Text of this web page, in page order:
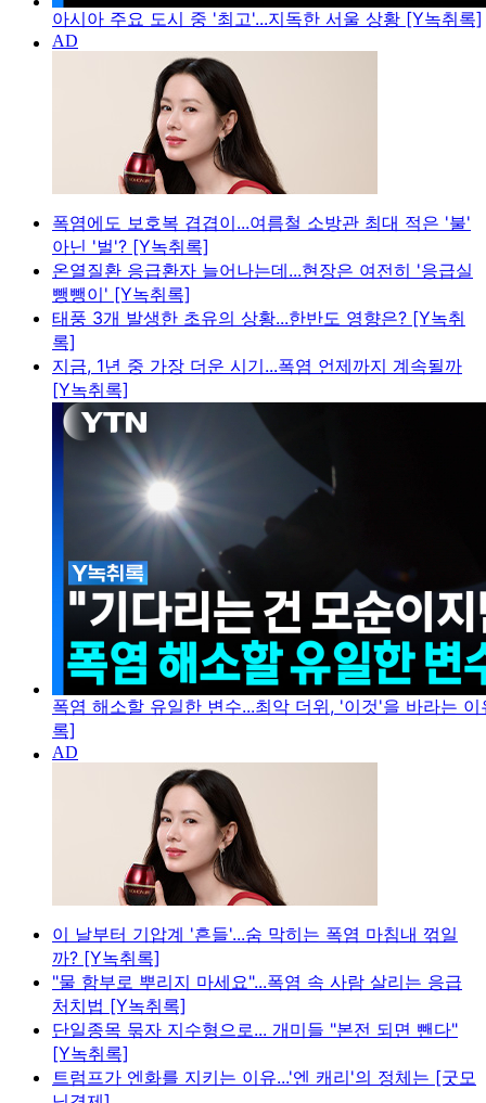
아시아 주요 도시 중 '최고'...지독한 서울 상황 [Y녹취록]
폭염에도 보호복 겹겹이...여름철 소방관 최대 적은 '불'
아닌 '벌'? [Y녹취록]
온열질환 응급환자 늘어나는데...현장은 여전히 '응급실
뺑뺑이' [Y녹취록]
태풍 3개 발생한 초유의 상황...한반도 영향은? [Y녹취
록]
지금, 1년 중 가장 더운 시기...폭염 언제까지 계속될까
[Y녹취록]
폭염 해소할 유일한 변수...최악 더위, '이것'을 바라는
록]
이 날부터 기압계 '흔들'...숨 막히는 폭염 마침내 꺾일
까? [Y녹취록]
"물 함부로 뿌리지 마세요"...폭염 속 사람 살리는 응급
처치법 [Y녹취록]
단일종목 묶자 지수형으로... 개미들 "본전 되면 뺀다"
[Y녹취록]
트럼프가 엔화를 지키는 이유...'엔 캐리'의 정체는 [굿모